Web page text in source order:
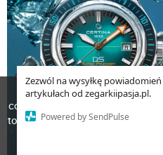
Zezwól na wysyłkę
artykułach od zegarkiipasja.pl.
Powered by SendPulse
W celu poprawienia jakości
cookies. Pozostanie na stronie
to, że pliki cookies będą